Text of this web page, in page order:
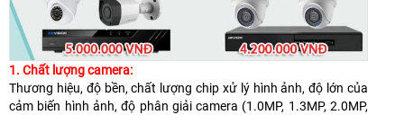
1. Chất lượng camera:
Thương hiệu, độ bền, chất lượng chip xử lý hình ảnh, độ lớn của
cảm biến hình ảnh, độ phân giải camera (1.0MP, 1.3MP, 2.0MP,